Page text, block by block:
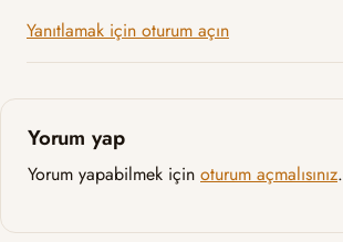
Yanıtlamak için oturum açın
Yorum yap
Yorum yapabilmek için oturum açmalısınız.